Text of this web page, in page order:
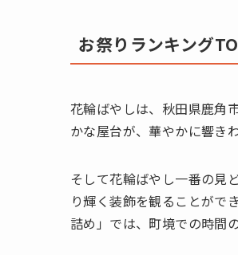
お祭りランキング
花輪ばやしは、秋田県鹿角
かな屋台が、華やかに響き
そして花輪ばやし一番の見
り輝く装飾を観ることがで
詰め」では、町境での時間